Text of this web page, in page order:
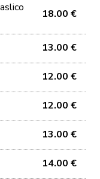
18.00 €
13.00 €
12.00 €
12.00 €
13.00 €
14.00 €